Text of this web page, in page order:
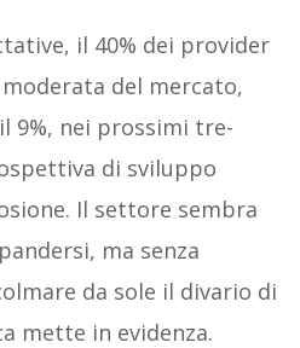
il 40% dei provider
del mercato,
9%, nei prossimi tre-
di sviluppo
Il settore sembra
ma senza
da sole il divario di
mette in evidenza.